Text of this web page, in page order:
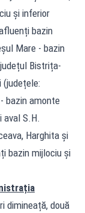
și inferior
bazin
Mare - bazin
Bistrița-
(județele:
bazin amonte
S.H.
Harghita și
bazin mijlociu și
dimineață, două